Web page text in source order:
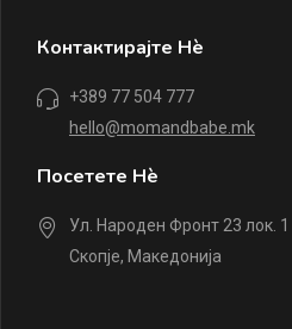
Контактирајте Нè
+389 77 504 777
hello@momandbabe.mk
Посетете Нè
Ул. Народен Фронт 23 лок. 1
Скопје, Македонија